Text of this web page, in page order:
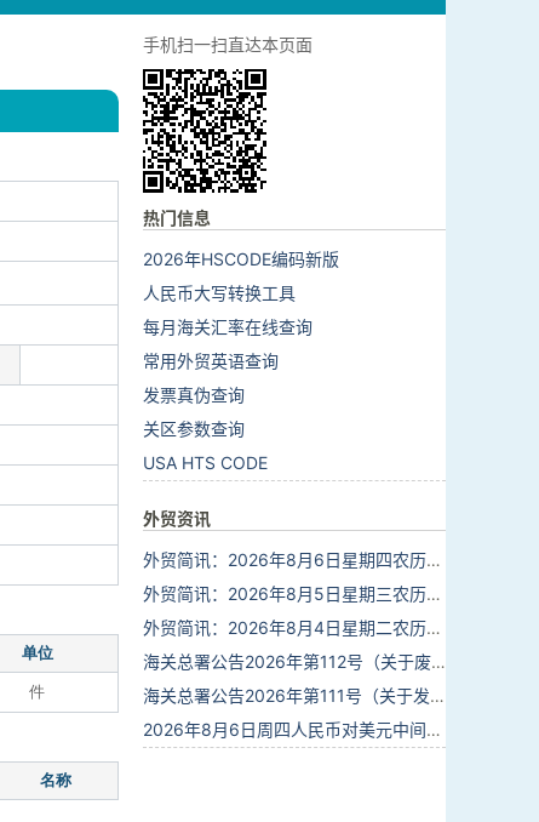
单位
件
名称
手机扫一扫直达本页面
热门信息
2026年HSCODE编码新版
人民币大写转换工具
每月海关汇率在线查询
常用外贸英语查询
发票真伪查询
关区参数查询
USA HTS CODE
外贸资讯
外贸简讯：2026年8月6日星期四农历六月廿四
外贸简讯：2026年8月5日星期三农历六月廿三
外贸简讯：2026年8月4日星期二农历六月廿二
海关总署公告2026年第112号（关于废止部分卫生检疫类规范性文件的公告）
海关总署公告2026年第111号（关于发布《进出境动植物检疫处理监督管理工作规定》《进出境卫生处理监督管理工作规定》的公告）
2026年8月6日周四人民币对美元中间价报6.7895调贬6个基点